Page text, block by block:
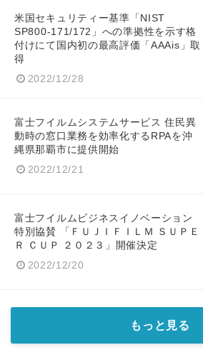
米国セキュリティー基準「NIST
SP800-171/172」への準拠性を示す格
付けにて国内初の最高評価「AAAis」取
得
2022/12/28
富士フイルムシステムサービス 住民異
動時の窓口業務を効率化するRPAを沖
縄県那覇市に提供開始
2022/12/21
富士フイルムビジネスイノベーション
特別協賛 「ＦＵＪＩＦＩＬＭ ＳＵＰＥ
Ｒ ＣＵＰ ２０２３」開催決定
2022/12/20
もっと見る